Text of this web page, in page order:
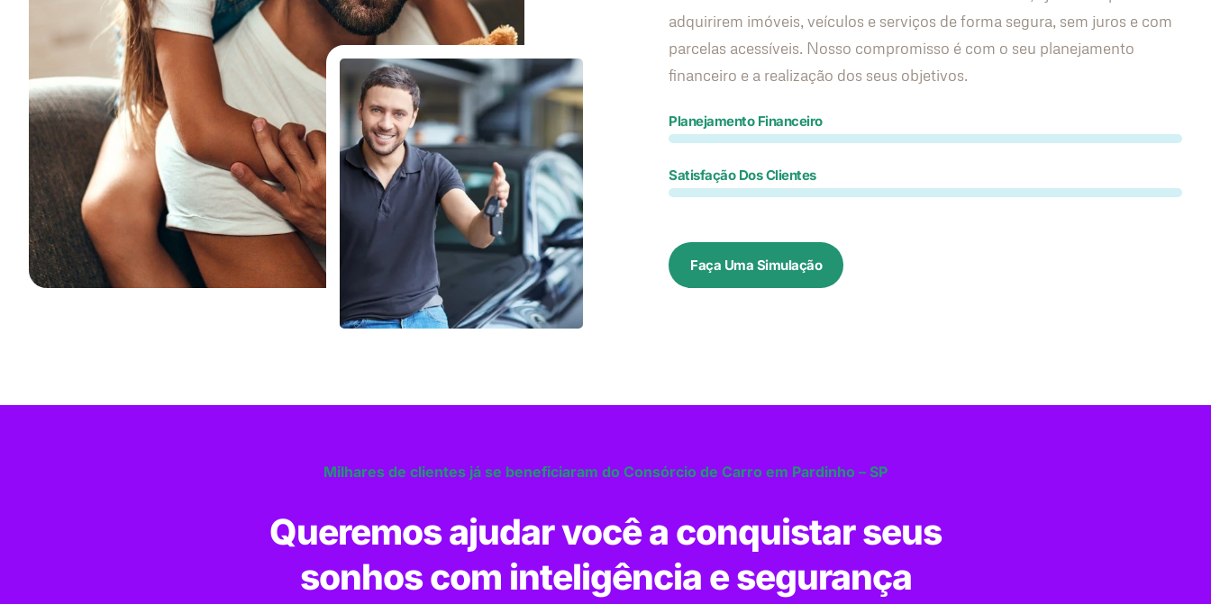
adquirirem imóveis, veículos e serviços de forma segura, sem juros e com
parcelas acessíveis. Nosso compromisso é com o seu planejamento
financeiro e a realização dos seus objetivos.
Planejamento Financeiro
Satisfação Dos Clientes
Faça Uma Simulação
Milhares de clientes já se beneficiaram do Consórcio de Carro em Pardinho – SP
Queremos ajudar você a conquistar seus
sonhos com inteligência e segurança